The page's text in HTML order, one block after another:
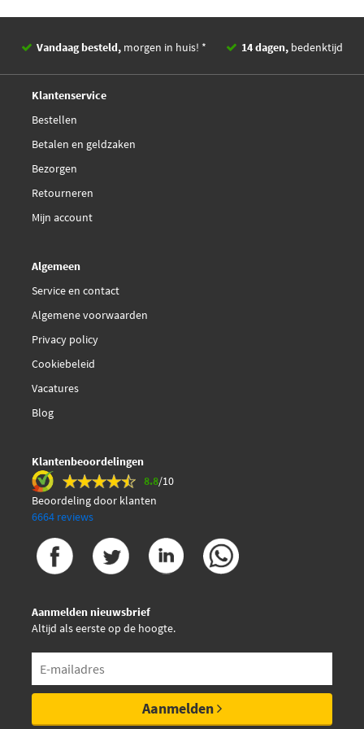
Delphi Diesel LP2195
FTE 9010918
Galfer B1.G120-1240.2
Hella 8DB 355 014-571
Herth+Buss Jakoparts
Jurid 572629J
Jurid 573369JC
Kavo Parts BP-3044
Magneti Marelli
363700430047
Magneti Marelli
Vandaag besteld, morgen in huis! * 14 dagen, bedenktijd
Klantenservice
Bestellen
Betalen en geldzaken
Bezorgen
Retourneren
Mijn account
Algemeen
Service en contact
Algemene voorwaarden
Privacy policy
Cookiebeleid
Vacatures
Blog
Klantenbeoordelingen
8.8/10
Beoordeling door klanten
6664 reviews
Aanmelden nieuwsbrief
Altijd als eerste op de hoogte.
Aanmelden